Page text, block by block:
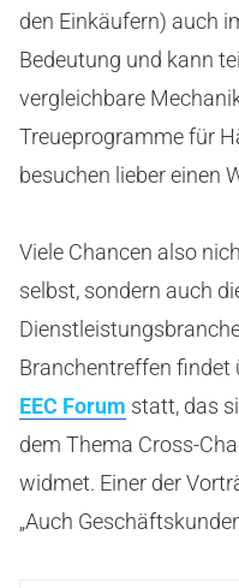
den Einkäufern) auch
Bedeutung und kann
vergleichbare
Treueprogramme für
besuchen lieber einen
Viele Chancen also
selbst, sondern auch
Branchentreffen findet
EEC Forum statt, das
dem Thema Cross-
widmet. Einer der
„Auch